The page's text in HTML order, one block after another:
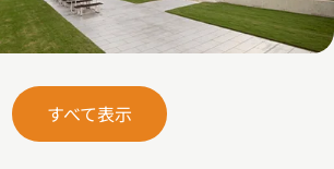
North Glenville Drive
すべて表示